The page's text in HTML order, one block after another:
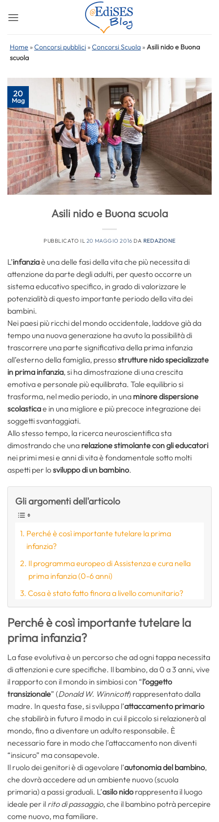
Home »Concorsi pubblici »Concorsi Scuola »Asili nido e Buona
scuola
20
Mag
Asili nido e Buona scuola
PUBBLICATO IL 20 MAGGIO 2016 DA REDAZIONE
L’infanziaè una delle fasi della vita che più necessita di
attenzione da parte degli adulti, per questo occorre un
sistema educativo specifico, in grado di valorizzare le
potenzialità di questo importante periodo della vita dei
bambini.
Nei paesi più ricchi del mondo occidentale, laddove già da
tempo una nuova generazione ha avuto la possibilità di
trascorrere una parte significativa della prima infanzia
all’esterno della famiglia, pressostrutture nido specializzate
in prima infanzia, si ha dimostrazione di una crescita
emotiva e personale più equilibrata. Tale equilibrio si
trasforma, nel medio periodo, in una minore dispersione
scolasticae in una migliore e più precoce integrazione dei
soggetti svantaggiati.
Allo stesso tempo, la ricerca neuroscientifica sta
dimostrando che una relazione stimolante con gli educatori
nei primi mesi e anni di vita è fondamentale sotto molti
aspetti per losviluppo di un bambino.
Gli argomenti dell'articolo
Perché è così importante tutelare la prima
infanzia?
Il programma europeo di Assistenza e cura nella
prima infanzia (0-6 anni)
Cosa è stato fatto finora a livello comunitario?
Perché è così importante tutelare la
prima infanzia?
La fase evolutiva è un percorso che ad ogni tappa necessita
di attenzioni e cure specifiche. Il bambino, da 0 a 3 anni, vive
il rapporto con il mondo in simbiosi con “l’oggetto
transizionale” (Donald W. Winnicott) rappresentato dalla
madre. In questa fase, si sviluppa l’attaccamento primario
che stabilirà in futuro il modo in cui il piccolo si relazionerà al
mondo, fino a diventare un adulto responsabile. È
necessario fare in modo che l’attaccamento non diventi
“insicuro” ma consapevole.
Il ruolo dei genitori è di agevolare l’autonomia del bambino,
che dovrà accedere ad un ambiente nuovo (scuola
primaria) a passi graduali. L’asilo nido rappresenta il luogo
ideale per il rito di passaggio, che il bambino potrà percepire
come nuovo, ma familiare.